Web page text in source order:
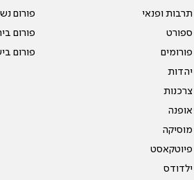
תרבות ופנאי
ספורט
פורומים
יהדות
צרכנות
אופנה
מוסיקה
פיוטקאסט
ילדודס
פורום
פורום
פורום